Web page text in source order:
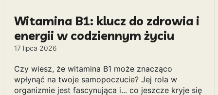
Witamina B1: klucz do zdrowia i
energii w codziennym życiu
17 lipca 2026
Czy wiesz, że witamina B1 może znacząco
wpłynąć na twoje samopoczucie? Jej rola w
organizmie jest fascynująca i... co jeszcze kryje się